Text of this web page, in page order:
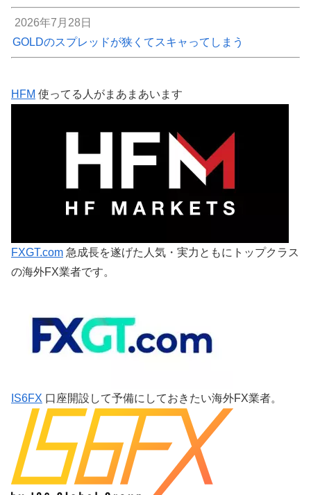
2026年7月28日
GOLDのスプレッドが狭くてスキャってしまう
HFM 使ってる人がまあまあいます
FXGT.com 急成長を遂げた人気・実力ともにトップクラス
の海外FX業者です。
IS6FX 口座開設して予備にしておきたい海外FX業者。